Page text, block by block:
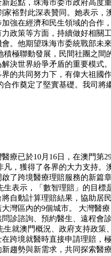
起點，珠海市委市政府高度
裕對此深表贊同。她表示，
強在經濟和民生領域的合作
政策等方面，持續做好相關
。他期望珠海市委統戰部未
極聯動發展，民間社團之間
決世界紛爭矛盾的重要模式
的共同努力下，有偉大祖國
作奠定了堅實基礎。我司將
療已於10月16日，在澳門第
，獲得了各界的大力支持。
了跨境醫療理賠服務的新篇
表示，「數智理賠」的目標
自動計算理賠結果，協助居
灣區內的9個城市。 大灣醫
診諮詢、預約醫生、遠程會
就澳門概況、政府支持政策
跨境就醫時直接申請理賠，
趨勢與新需求，共同探索醫